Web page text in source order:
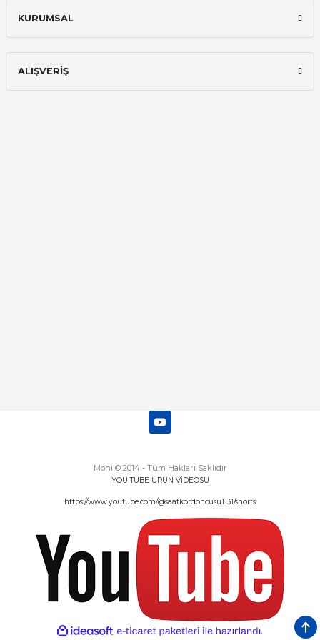
KURUMSAL
ALIŞVERİŞ
Moni © 2014 - Tüm Hakları Saklıdır
YOU TUBE ÜRÜN VİDEOSU
https://www.youtube.com/@saatkordoncusu1131/shorts
ideasoft
e-